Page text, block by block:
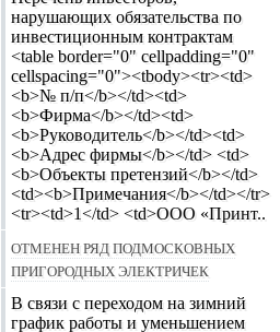
нарушающих обязательства по
инвестиционным контрактам
<table border="0" cellpadding="0"
cellspacing="0"><tbody><tr><td>
<b>№ п/п</b></td><td>
<b>Фирма</b></td><td>
<b>Руководитель</b></td><td>
<b>Адрес фирмы</b></td> <td>
<b>Объекты претензий</b></td>
<td><b>Примечания</b></td></tr>
<tr><td>1</td> <td>ООО «Принт..
Отменен ряд подмосковных
пригородных электричек
В связи с переходом на зимний
график работы и уменьшением